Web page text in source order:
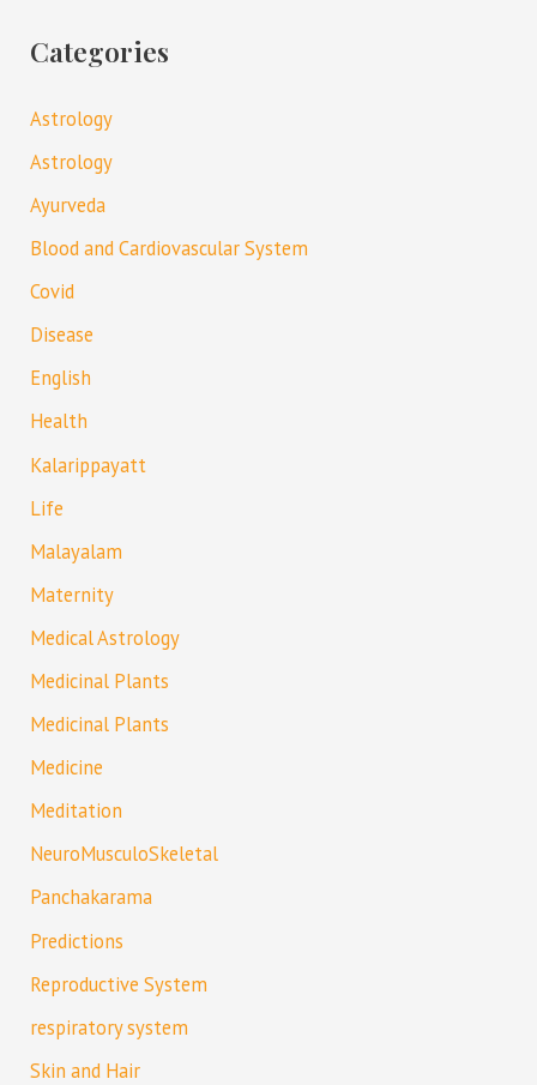
Categories
Astrology
Astrology
Ayurveda
Blood and Cardiovascular System
Covid
Disease
English
Health
Kalarippayatt
Life
Malayalam
Maternity
Medical Astrology
Medicinal Plants
Medicinal Plants
Medicine
Meditation
NeuroMusculoSkeletal
Panchakarama
Predictions
Reproductive System
respiratory system
Skin and Hair